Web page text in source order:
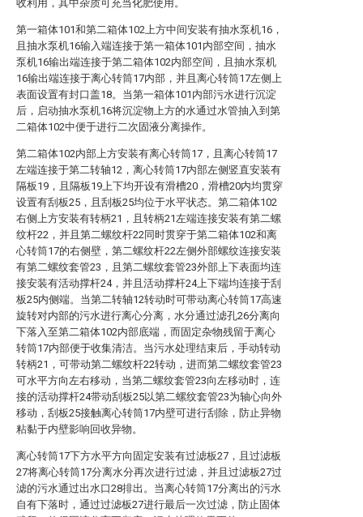
收利用，其中杂质可充当化肥使用。
第一箱体101和第二箱体102上方中间安装有抽水泵机16，
且抽水泵机16输入端连接于第一箱体101内部空间，抽水
泵机16输出端连接于第二箱体102内部空间，且抽水泵机
16输出端连接于离心转筒17内部，并且离心转筒17左侧上
表面设置有封口盖18。当第一箱体101内部污水进行沉淀
后，启动抽水泵机16将沉淀物上方的水通过水管抽入到第
二箱体102中便于进行二次固液分离操作。
第二箱体102内部上方安装有离心转筒17，且离心转筒17
左端连接于第二转轴12，离心转筒17内部左侧竖直安装有
隔板19，且隔板19上下均开设有滑槽20，滑槽20内均贯穿
设置有刮板25，且刮板25均位于水平状态。第二箱体102
右侧上方安装有转柄21，且转柄21左端连接安装有第二螺
纹杆22，并且第二螺纹杆22同时贯穿于第二箱体102和离
心转筒17的右侧壁，第二螺纹杆22左侧外部螺纹连接安装
有第二螺纹套管23，且第二螺纹套管23外部上下表面均连
接安装有活动撑杆24，并且活动撑杆24上下端均连接于刮
板25内侧端。当第二转轴12转动时可带动离心转筒17高速
旋转对内部的污水进行离心分离，水分通过滤孔26分离向
下落入至第二箱体102内部底端，而固定杂物残留于离心
转筒17内部便于收集清洁。当污水处理结束后，手动转动
转柄21，可带动第二螺纹杆22转动，进而第二螺纹套管23
可水平方向左右移动，当第二螺纹套管23向左移动时，连
接的活动撑杆24带动刮板25以第二螺纹套管23为轴心向外
移动，刮板25接触离心转筒17内壁可进行刮除，防止异物
粘黏于内壁影响回收异物。
离心转筒17下方水平方向固定安装有过滤板27，且过滤板
27将离心转筒17分离水分再次进行过滤，并且过滤板27过
滤的污水通过出水口28排出。当离心转筒17分离出的污水
自有下落时，通过过滤板27进行最后一次过滤，防止固体